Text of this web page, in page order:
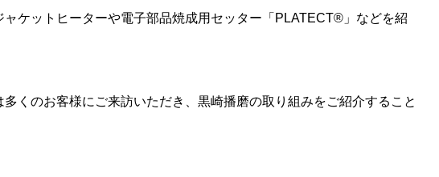
ャケットヒーターや電子部品焼成用セッター「PLATECT®」などを紹
くのお客様にご来訪いただき、黒崎播磨の取り組みをご紹介すること